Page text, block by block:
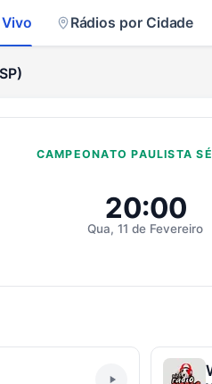
Rádios por Cidade
CAMPEONATO PAULISTA
Ao Vivo
20:00
Qua, 11 de Fevereiro